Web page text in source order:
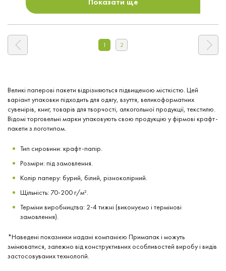
1 2
Великі паперові пакети відрізняються підвищеною місткістю. Цей
варіант упаковки підходить для одягу, взуття, великоформатних
сувенірів, книг, товарів для творчості, алкогольної продукції, текстилю.
Відомі торговельні марки упаковують свою продукцію у фірмові крафт-
пакети з логотипом.
Тип сировини: крафт-папір.
Розміри: під замовлення.
Колір паперу: бурий, білий, різноколірний.
Щільність: 70-200 г/м².
Терміни виробництва: 2-4 тижні (виконуємо і термінові
замовлення).
*Наведені показники надані компанією Примапак і можуть
змінюватися, залежно від конструктивних особливостей виробу і видів
застосовуваних технологій.